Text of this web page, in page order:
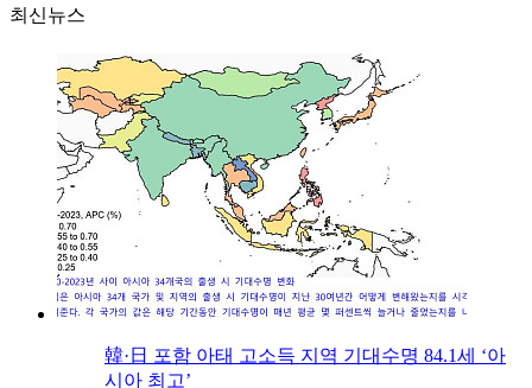
최신뉴스
韓·日 포함 아태 고소득 지역 기대수명 84.1세 ‘아
시아 최고’